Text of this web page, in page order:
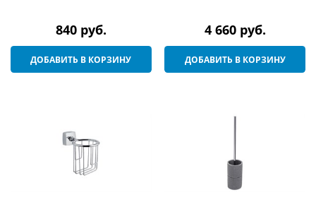
840 руб.
ДОБАВИТЬ В КОРЗИНУ
4 660 руб.
ДОБАВИТЬ В КОРЗИНУ